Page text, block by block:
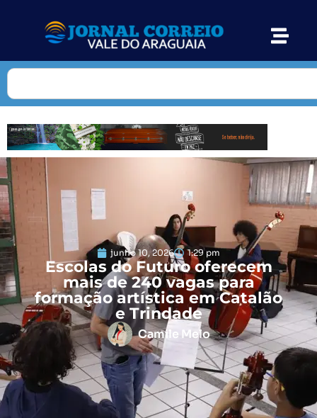
junho 10, 2026 1:29 pm
Escolas do Futuro oferecem
mais de 240 vagas para
formação artística em Catalão
e Trindade
Camile Melo